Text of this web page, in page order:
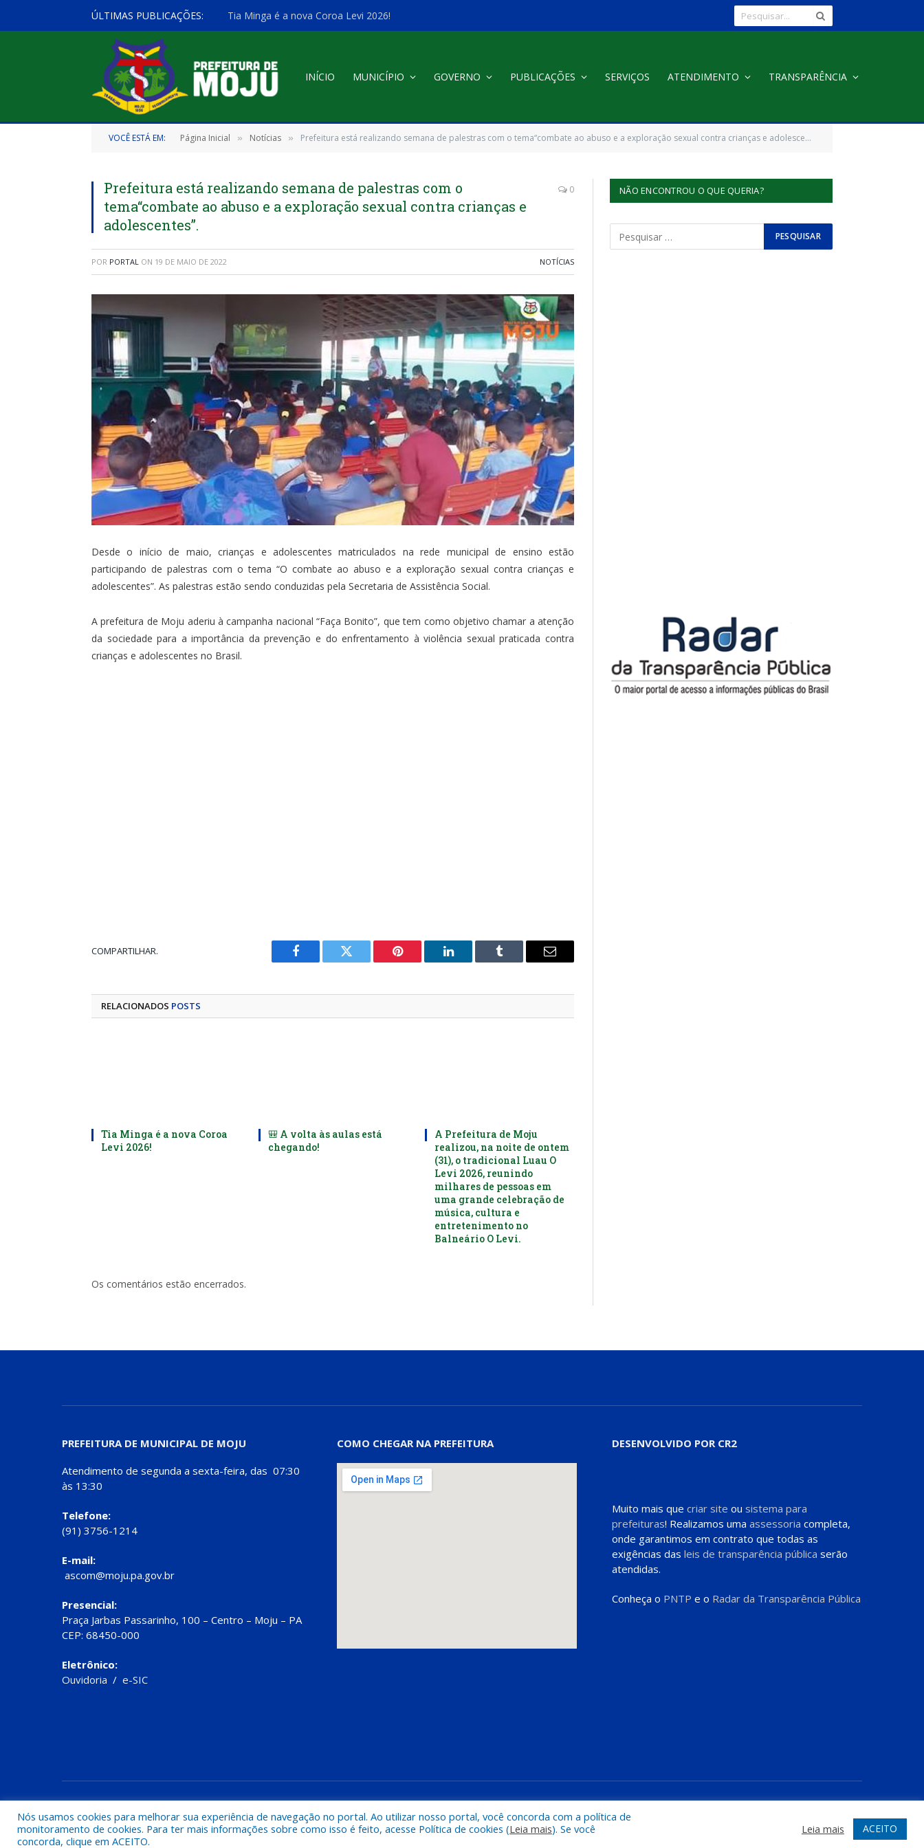
ÚLTIMAS PUBLICAÇÕES: Tia Minga é a nova Coroa Levi 2026!
INÍCIO MUNICÍPIO GOVERNO PUBLICAÇÕES SERVIÇOS ATENDIMENTO TRANSPARÊNCIA
VOCÊ ESTÁ EM: Página Inicial » Notícias » Prefeitura está realizando semana de palestras com o tema“combate ao abuso e a exploração sexual contra crianças e adolescentes”.
Prefeitura está realizando semana de palestras com o
tema“combate ao abuso e a exploração sexual contra crianças e
adolescentes”.
0
POR PORTAL ON 19 DE MAIO DE 2022 NOTÍCIAS
Desde o início de maio, crianças e adolescentes matriculados na rede municipal de ensino estão
participando de palestras com o tema “O combate ao abuso e a exploração sexual contra crianças e
adolescentes”. As palestras estão sendo conduzidas pela Secretaria de Assistência Social.
A prefeitura de Moju aderiu à campanha nacional “Faça Bonito”, que tem como objetivo chamar a atenção
da sociedade para a importância da prevenção e do enfrentamento à violência sexual praticada contra
crianças e adolescentes no Brasil.
COMPARTILHAR.
Facebook Twitter Pinterest LinkedIn Tumblr
E-
RELACIONADOS POSTS
Tia Minga é a nova Coroa
Levi 2026!
🎒 A volta às aulas está
chegando!
A Prefeitura de Moju
realizou, na noite de ontem
(31), o tradicional Luau O
Levi 2026, reunindo
milhares de pessoas em
uma grande celebração de
música, cultura e
entretenimento no
Balneário O Levi.
Os comentários estão encerrados.
NÃO ENCONTROU O QUE QUERIA?
PREFEITURA DE MUNICIPAL DE MOJU
Atendimento de segunda a sexta-feira, das 07:30
às 13:30
Telefone:
(91) 3756-1214
E-mail:
ascom@moju.pa.gov.br
Presencial:
Praça Jarbas Passarinho, 100 – Centro – Moju – PA
CEP: 68450-000
Eletrônico:
Ouvidoria / e-SIC
COMO CHEGAR NA PREFEITURA DESENVOLVIDO POR CR2
Muito mais que criar site ou sistema para
prefeituras! Realizamos uma assessoria completa,
onde garantimos em contrato que todas as
exigências das leis de transparência pública serão
atendidas.
Conheça o PNTP e o Radar da Transparência Pública
Nós usamos cookies para melhorar sua experiência de navegação no portal. Ao utilizar nosso portal, você concorda com a política de
monitoramento de cookies. Para ter mais informações sobre como isso é feito, acesse Política de cookies (Leia mais). Se você
concorda, clique em ACEITO.
Leia mais ACEITO